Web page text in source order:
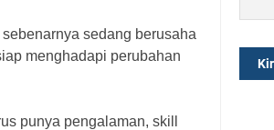
sedang berusaha
menghadapi perubahan
punya pengalaman, skill